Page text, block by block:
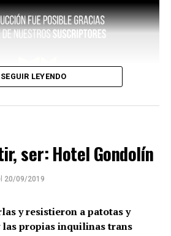
SEGUIR LEYENDO
ser: Hotel Gondolín
20/09/2019
y resistieron a patotas y
propias inquilinas trans